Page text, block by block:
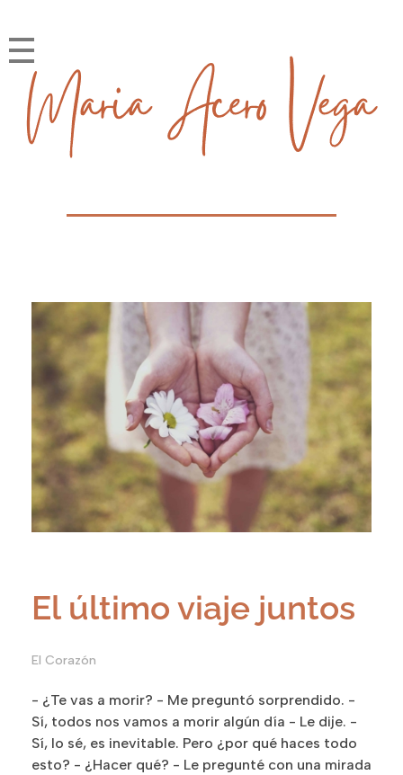
El último viaje juntos
El Corazón
- ¿Te vas a morir? - Me preguntó sorprendido. -
Sí, todos nos vamos a morir algún día - Le dije. -
Sí, lo sé, es inevitable. Pero ¿por qué haces todo
esto? - ¿Hacer qué? - Le pregunté con una mirada